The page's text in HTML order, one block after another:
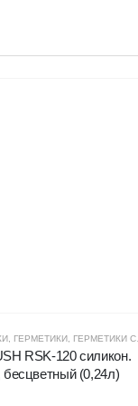
КЛЕИ, ПЕНЫ,ЦЕНОВЫЕ
, ГЕРМЕТИКИ, ГЕРМЕТИКИ СИЛИКОНОВЫЕ
RSK-120 силикон.
бесцветный (0,24л)